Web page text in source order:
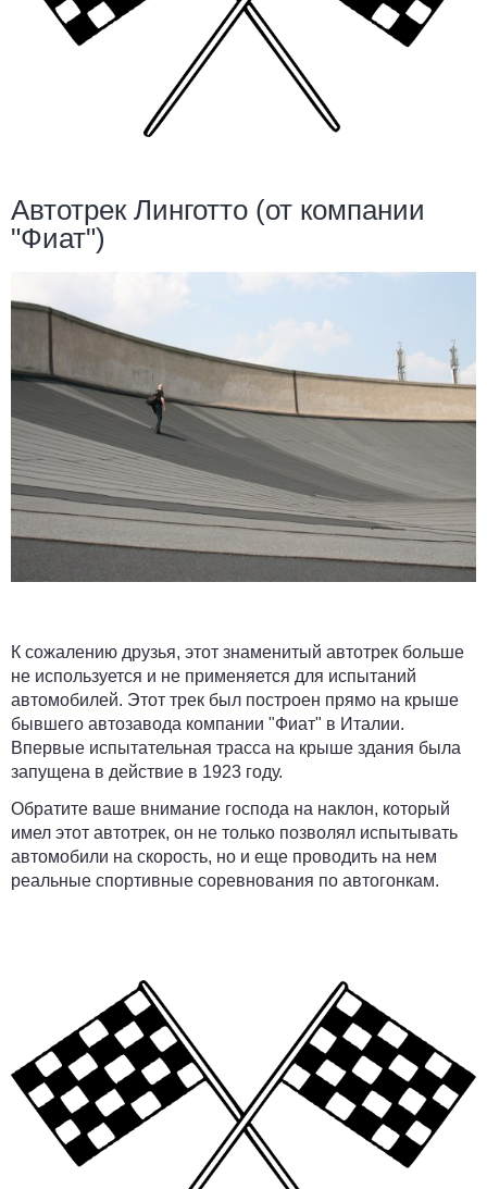
Автотрек Линготто (от компании
"Фиат")
К сожалению друзья, этот знаменитый автотрек больше
не используется и не применяется для испытаний
автомобилей. Этот трек был построен прямо на крыше
бывшего автозавода компании "Фиат" в Италии.
Впервые испытательная трасса на крыше здания была
запущена в действие в 1923 году.
Обратите ваше внимание господа на наклон, который
имел этот автотрек, он не только позволял испытывать
автомобили на скорость, но и еще проводить на нем
реальные спортивные соревнования по автогонкам.